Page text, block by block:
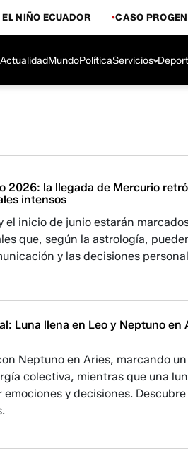
NIÑO ECUADOR CASO PROGEN
ActualidadMundoPolíticaServicios
2026: la llegada de Mercurio
intensos
el inicio de junio estarán
que, según la astrología,
y las decisiones
Luna llena en Leo y Neptuno en
Neptuno en Aries, marcando
colectiva, mientras que una
y decisiones.